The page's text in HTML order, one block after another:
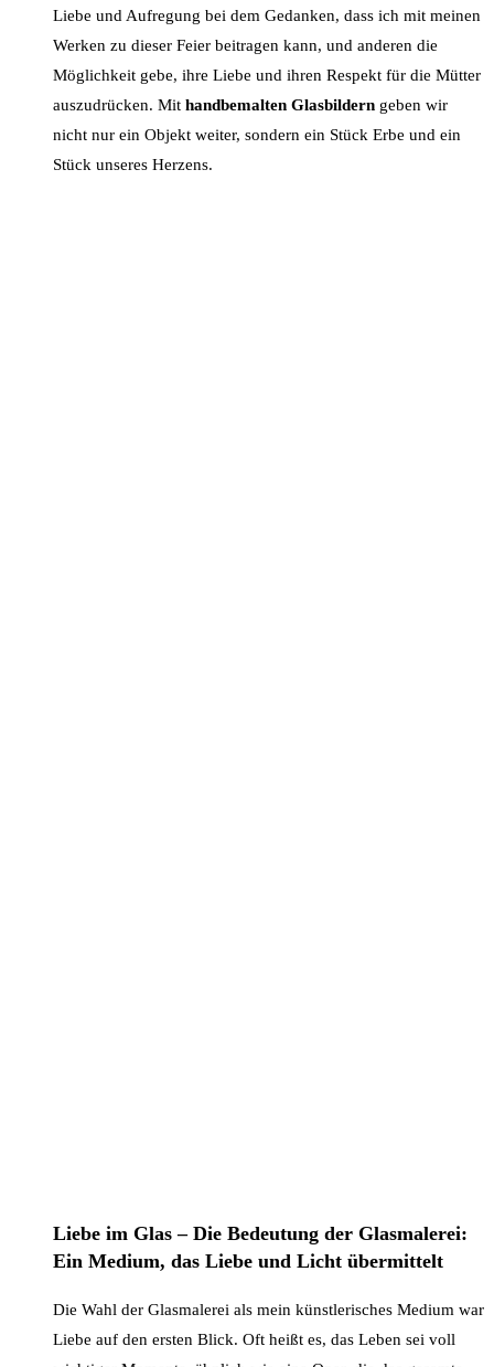
Liebe und Aufregung bei dem Gedanken, dass ich mit meinen
Werken zu dieser Feier beitragen kann, und anderen die
Möglichkeit gebe, ihre Liebe und ihren Respekt für die Mütter
auszudrücken. Mit handbemalten Glasbildern geben wir
nicht nur ein Objekt weiter, sondern ein Stück Erbe und ein
Stück unseres Herzens.
Liebe im Glas – Die Bedeutung der Glasmalerei:
Ein Medium, das Liebe und Licht übermittelt
Die Wahl der Glasmalerei als mein künstlerisches Medium war
Liebe auf den ersten Blick. Oft heißt es, das Leben sei voll